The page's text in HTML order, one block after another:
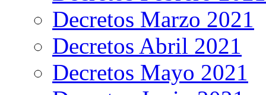
Decretos Marzo 2021
Decretos Abril 2021
Decretos Mayo 2021